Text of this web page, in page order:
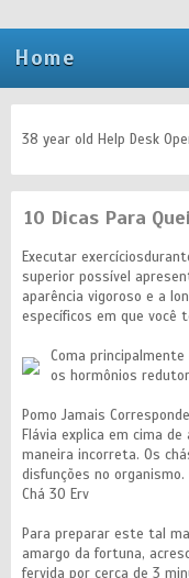
Home
38 year old Help Desk
10 Dicas Para
Executar
superior possível
aparência vigoroso e a
específicos em que você
Coma
os hormônios
Pomo Jamais
Flávia explica em cima
maneira incorreta. Os
disfunções no
Chá 30 Erv
Para preparar este tal
amargo da fortuna,
fervida por cerca de 3